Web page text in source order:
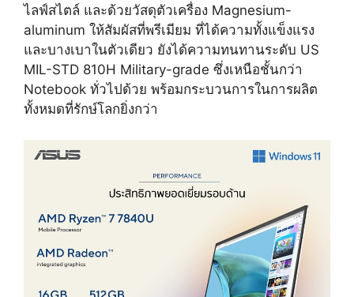
ไลฟ์สไตล์ และด้วยวัสดุตัวเครื่อง Magnesium-
aluminum ให้สัมผัสที่พรีเมียม ที่ได้ความทั้งแข็งแรง
และบางเบาในตัวเดียว ยังได้ความทนทานระดับ US
MIL-STD 810H Military-grade ซึ่งเหนือชั้นกว่า
Notebook ทั่วไปด้วย พร้อมกระบวนการในการผลิต
ทั้งหมดที่รักษ์โลกยิ่งกว่า